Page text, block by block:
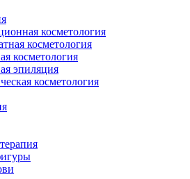
косметология
косметология
косметология
эпиляция
косметология